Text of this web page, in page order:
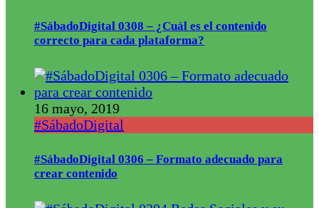
#SábadoDigital 0308 – ¿Cuál es el contenido
correcto para cada plataforma?
16 mayo, 2019
#SábadoDigital
#SábadoDigital 0306 – Formato adecuado para
crear contenido